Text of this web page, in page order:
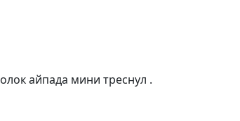
айпада мини треснул .